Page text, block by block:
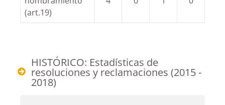
(art.19)
HISTÓRICO: Estadísticas de
resoluciones y reclamaciones (2015 -
2018)